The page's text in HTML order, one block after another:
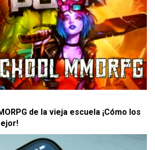
de la vieja escuela ¡Cómo los